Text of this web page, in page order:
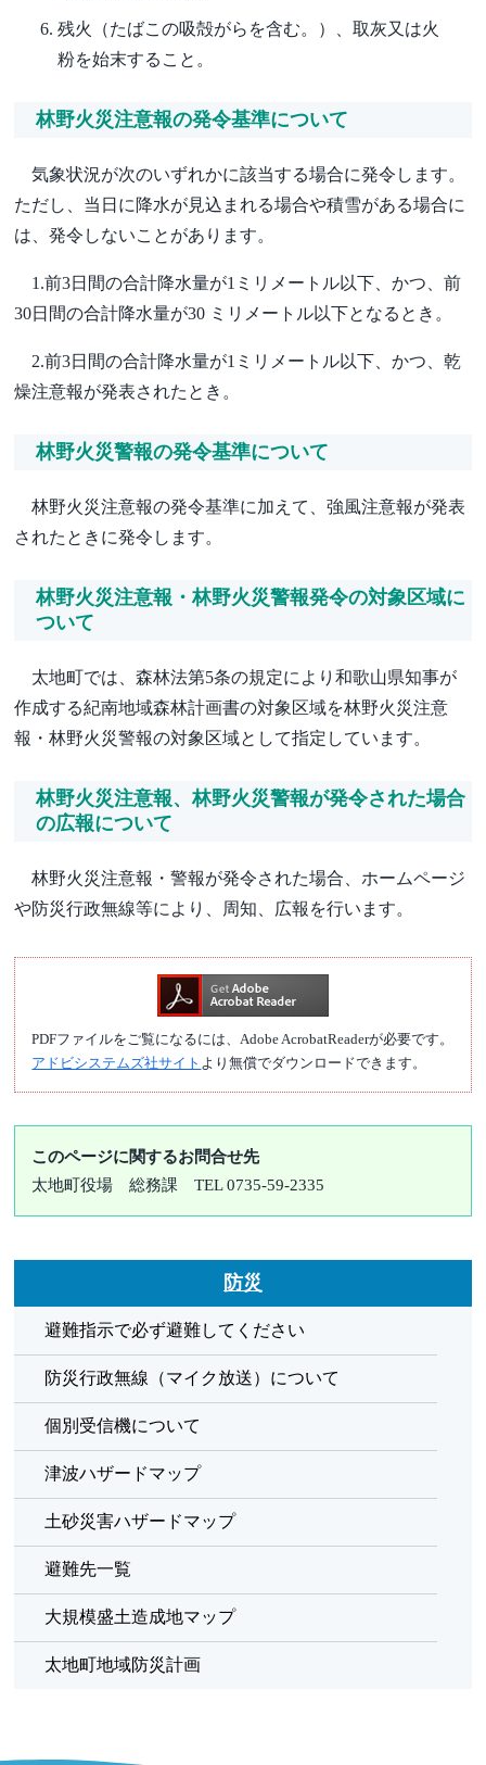
残火（たばこの吸殻がらを含む。）、取灰又は火
粉を始末すること。
林野火災注意報の発令基準について
気象状況が次のいずれかに該当する場合に発令します。
ただし、当日に降水が見込まれる場合や積雪がある場合に
は、発令しないことがあります。
1.前3日間の合計降水量が1ミリメートル以下、かつ、前
30日間の合計降水量が30 ミリメートル以下となるとき。
2.前3日間の合計降水量が1ミリメートル以下、かつ、乾
燥注意報が発表されたとき。
林野火災警報の発令基準について
林野火災注意報の発令基準に加えて、強風注意報が発表
されたときに発令します。
林野火災注意報・林野火災警報発令の対象区域に
ついて
太地町では、森林法第5条の規定により和歌山県知事が
作成する紀南地域森林計画書の対象区域を林野火災注意
報・林野火災警報の対象区域として指定しています。
林野火災注意報、林野火災警報が発令された場合
の広報について
林野火災注意報・警報が発令された場合、ホームページ
や防災行政無線等により、周知、広報を行います。
PDFファイルをご覧になるには、Adobe AcrobatReaderが必要です。
アドビシステムズ社サイト より無償でダウンロードできます。
このページに関するお問合せ先
太地町役場
総務課 TEL 0735-59-2335
防災
避難指示で必ず避難してください
防災行政無線（マイク放送）について
個別受信機について
津波ハザードマップ
土砂災害ハザードマップ
避難先一覧
大規模盛土造成地マップ
太地町地域防災計画